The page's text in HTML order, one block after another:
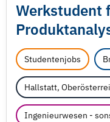
Werkstudent
Studentenjobs
Hallstatt,
Ingenieurwesen -